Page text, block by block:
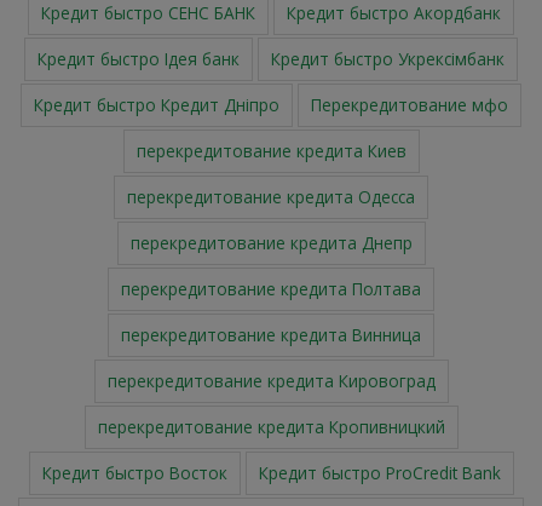
Кредит быстро СЕНС БАНК
Кредит быстро Акордбанк
Кредит быстро Ідея банк
Кредит быстро Укрексімбанк
Кредит быстро Кредит Дніпро
Перекредитование мфо
перекредитование кредита Киев
перекредитование кредита Одесса
перекредитование кредита Днепр
перекредитование кредита Полтава
перекредитование кредита Винница
перекредитование кредита Кировоград
перекредитование кредита Кропивницкий
Кредит быстро Восток
Кредит быстро ProCredit Bank